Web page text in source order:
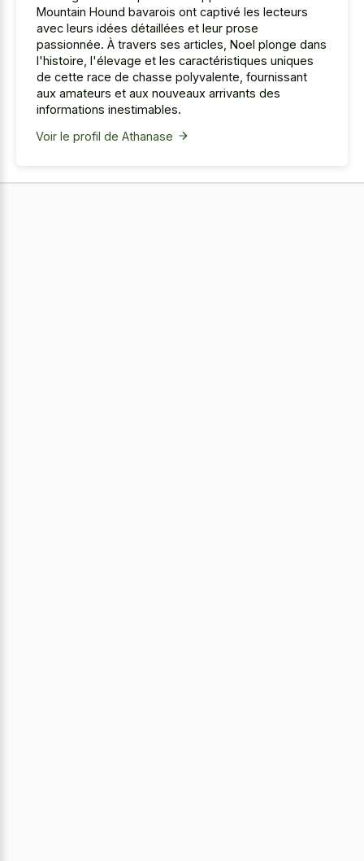
Mountain Hound bavarois ont captivé les lecteurs
avec leurs idées détaillées et leur prose
passionnée. À travers ses articles, Noel plonge dans
l'histoire, l'élevage et les caractéristiques uniques
de cette race de chasse polyvalente, fournissant
aux amateurs et aux nouveaux arrivants des
informations inestimables.
Voir le profil de Athanase